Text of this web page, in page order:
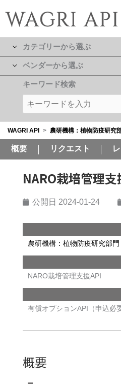
カテゴリーから選ぶ
ベンダーから選ぶ
キーワード検索
WAGRI API > 農研機構：植物防疫研究
概要 リクエスト
NARO栽培管理
公開日 2024-01-24
農研機構：植物防疫研究部門
NARO栽培管理支援API
有償オプションAPI（申込必要
概要